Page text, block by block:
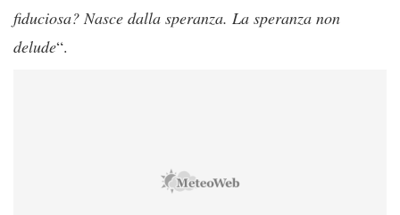
fiduciosa? Nasce dalla speranza. La speranza non
delude“.